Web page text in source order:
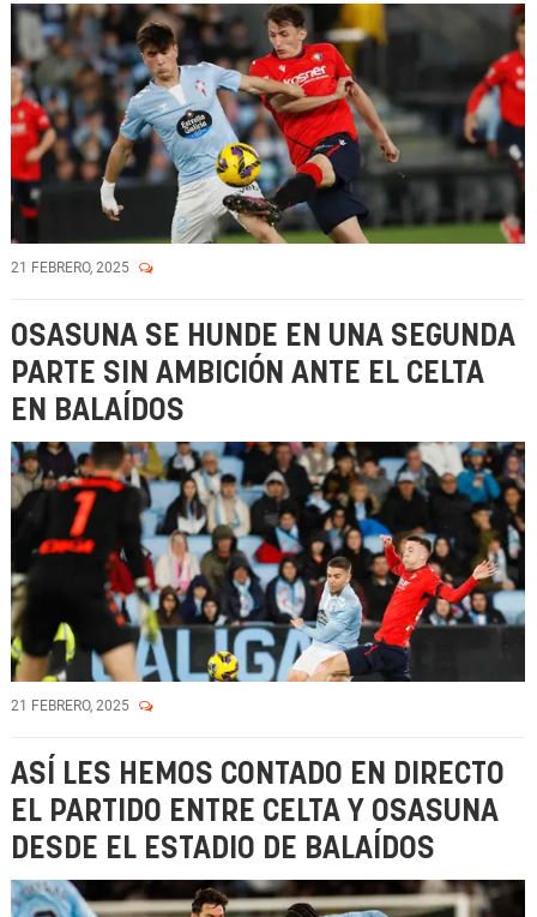
21 FEBRERO, 2025
OSASUNA SE HUNDE EN UNA SEGUNDA
PARTE SIN AMBICIÓN ANTE EL CELTA
EN BALAÍDOS
21 FEBRERO, 2025
ASÍ LES HEMOS CONTADO EN DIRECTO
EL PARTIDO ENTRE CELTA Y OSASUNA
DESDE EL ESTADIO DE BALAÍDOS